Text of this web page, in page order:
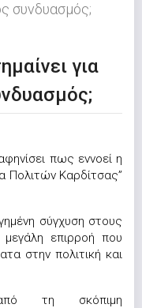
συνδυασμός;
για
πως εννοεί η
Πολιτών Καρδίτσας”
σύγχυση στους
επιρροή που
στην πολιτική και
τη σκόπιμη